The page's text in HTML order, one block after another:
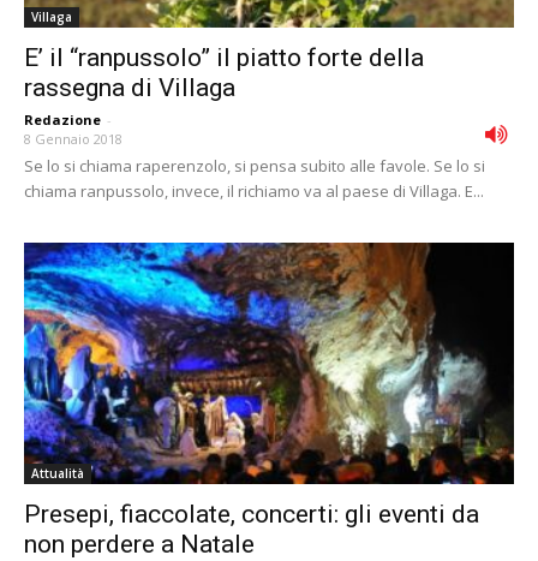
Villaga
E’ il “ranpussolo” il piatto forte della
rassegna di Villaga
Redazione -
8 Gennaio 2018
Se lo si chiama raperenzolo, si pensa subito alle favole. Se lo si
chiama ranpussolo, invece, il richiamo va al paese di Villaga. E...
Attualità
Presepi, fiaccolate, concerti: gli eventi da
non perdere a Natale